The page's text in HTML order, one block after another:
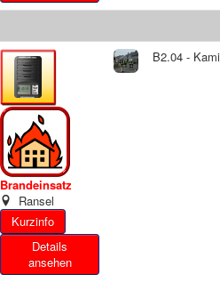
Brandeinsatz
Ransel
Details
ansehen
B2.04 -